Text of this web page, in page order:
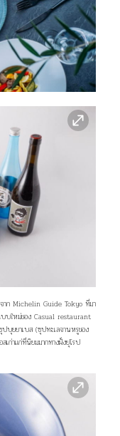
าก Michelin Guide Tokyo ที่มา
บบใหม่ของ Casual restaurant
บุยยาเบส (ซุปทะเลจานหรูของ
ก่าแก่ที่นิยมมากทางฝั่งยุโรป